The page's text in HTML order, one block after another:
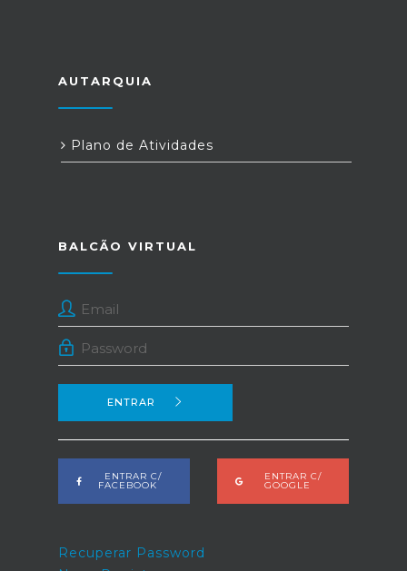
AUTARQUIA
Plano de Atividades
BALCÃO VIRTUAL
ENTRAR
ENTRAR C/
FACEBOOK
ENTRAR C/
GOOGLE
Recuperar Password